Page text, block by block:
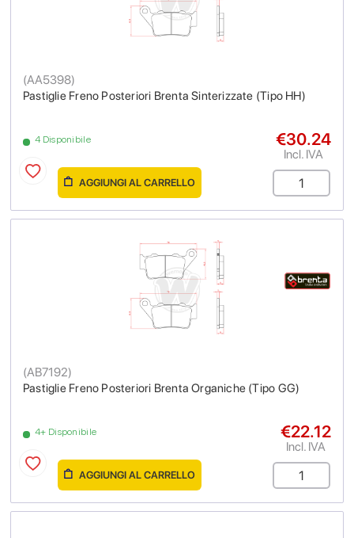
Pastiglie Freno Posteriori Brenta Sinterizzate (Tipo HH)
(AA5398)
4 Disponibile €30.24
Incl. IVA
AGGIUNGI AL CARRELLO
Pastiglie Freno Posteriori Brenta Organiche (Tipo GG)
(AB7192)
4+ Disponibile €22.12
Incl. IVA
AGGIUNGI AL CARRELLO